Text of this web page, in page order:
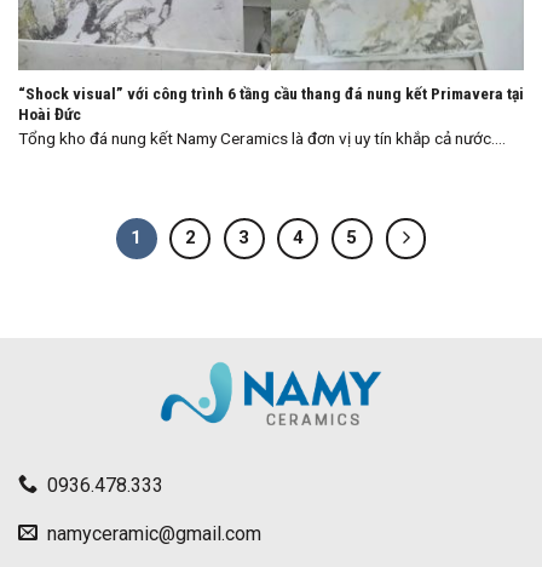
“Shock visual” với công trình 6 tầng cầu thang đá nung kết Primavera tại
Hoài Đức
Tổng kho đá nung kết Namy Ceramics là đơn vị uy tín khắp cả nước....
1 2 3 4 5
0936.478.333
namyceramic@gmail.com